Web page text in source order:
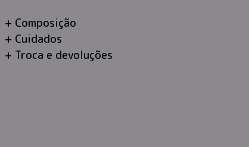
Composição
Cuidados
Troca e devoluções